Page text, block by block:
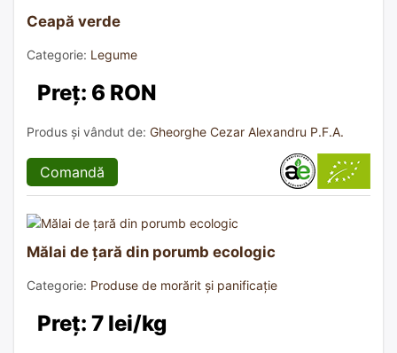
Ceapă verde
Categorie: Legume
Preț: 6 RON
Produs și vândut de: Gheorghe Cezar Alexandru P.F.A.
Comandă
Mălai de țară din porumb ecologic
Categorie: Produse de morărit și panificație
Preț: 7 lei/kg